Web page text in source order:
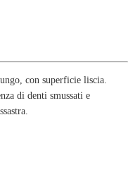
con superficie liscia.
di denti smussati e